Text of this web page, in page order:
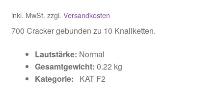
war:
€5.49
ist:
€3.99.
inkl. MwSt. zzgl. Versandkosten
700 Cracker gebunden zu 10 Knallketten.
Lautstärke: Normal
Gesamtgewicht: 0.22 kg
Kategorie:
KAT F2